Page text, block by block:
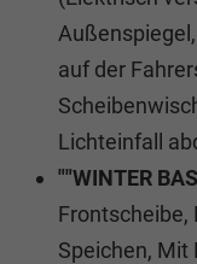
auf der
Lichteinfall
""WINTER
Frontscheibe,
Speichen, Mit